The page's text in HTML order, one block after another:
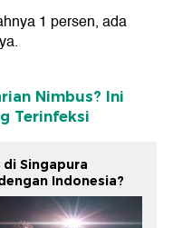
1 persen, ada
Nimbus? Ini
Terinfeksi
Singapura
Indonesia?